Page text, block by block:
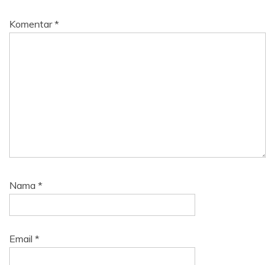
Komentar*
Nama *
Email *